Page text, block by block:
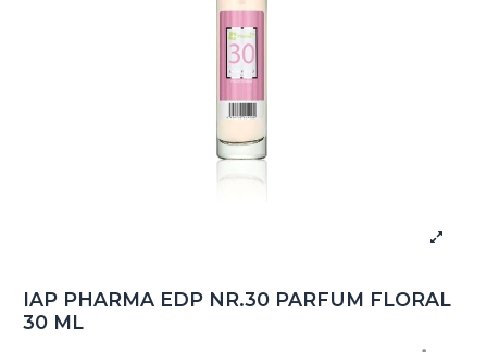
IAP PHARMA EDP NR.30 PARFUM FLORAL
30 ML